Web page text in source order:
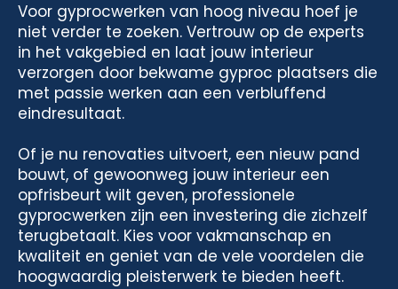
Voor gyprocwerken van hoog niveau hoef je
niet verder te zoeken. Vertrouw op de experts
in het vakgebied en laat jouw interieur
verzorgen door bekwame gyproc plaatsers die
met passie werken aan een verbluffend
eindresultaat.
Of je nu renovaties uitvoert, een nieuw pand
bouwt, of gewoonweg jouw interieur een
opfrisbeurt wilt geven, professionele
gyprocwerken zijn een investering die zichzelf
terugbetaalt. Kies voor vakmanschap en
kwaliteit en geniet van de vele voordelen die
hoogwaardig pleisterwerk te bieden heeft.